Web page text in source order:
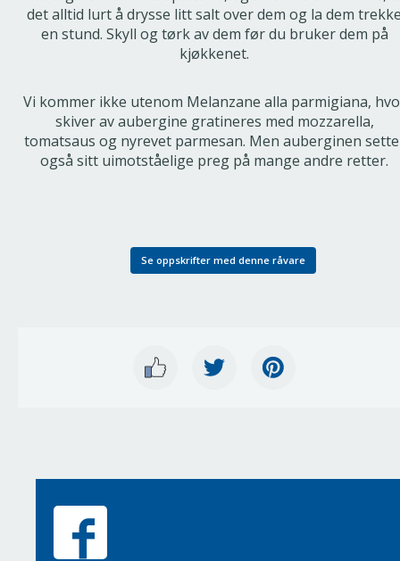
det alltid lurt å drysse litt salt over dem og la dem
en stund. Skyll og tørk av dem før du bruker dem på
kjøkkenet.
Vi kommer ikke utenom Melanzane alla parmigiana,
skiver av aubergine gratineres med mozzarella,
tomatsaus og nyrevet parmesan. Men auberginen
også sitt uimotståelige preg på mange andre retter.
Se oppskrifter med denne råvare